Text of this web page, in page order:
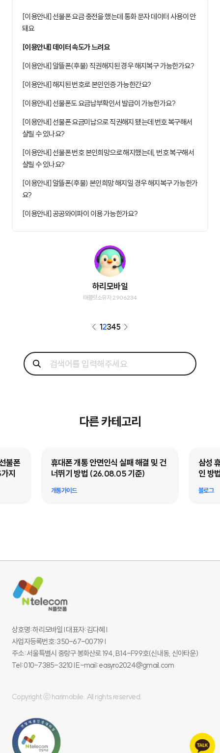
[이용안내] 선불폰 요금 충전을 했는데 통화 문자 데이터 사용이 안
돼요
[이용안내] 데이터 속도가 느려요
[이용안내] 알뜰폰(후불) 직권해지된 경우 해지복구 가능한가요?
[이용안내] 해지된 번호로 본인인증 가능한간요?
[이용안내] 선불폰도 요금납부확인서 발급이 가능한가요?
[이용안내] 선불폰 요금미납으로 직권해지 됐는데 번호 복구해서
살릴 수 있나요?
[이용안내] 선불폰 번호 본인희망으로 해지했는데, 번호 복구해서
살릴 수 있나요?
[이용안내] 알뜰폰(후불) 본인희망 해지일 경우 해지복구 가능한가
요?
[이용안내] 공공와이파이 이용 가능한가요?
하리모바일
태블릿소유자 2906234
12345
다른 카테고리
불폰
지
휴대폰 개통 안면인식 실패 해결 및 건
너뛰기 방법 (26.08.05 기준)
개통가이드
삼성
인 방
블로그
상호명: 하리모바일 l 대표자: 김다혜 l
사업자등록번호: 350-67-00719 l
주소: 서울특별시 중랑구 봉화산로 194, B14-F99호(신내동, 신아타운)
Tel: 010-7385-3210 l E-mail: easyro2024@gmail.com
Copyright ⓒ harimobile. All rights reserved.